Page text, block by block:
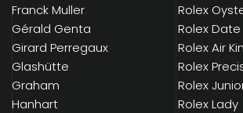
Franck Muller
Gérald Genta
Girard Perregaux
Glashütte
Graham
Hanhart
Rolex
Rolex Date
Rolex Air
Rolex
Rolex
Rolex Lady